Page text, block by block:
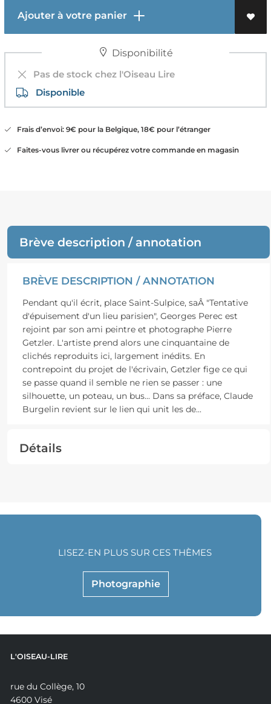
Ajouter à votre panier
Disponibilité
Pas de stock chez l'Oiseau Lire
Disponible
Frais d’envoi: 9€ pour la Belgique, 18€ pour l’étranger
Faites-vous livrer ou récupérez votre commande en magasin
Brève description / annotation
BRÈVE DESCRIPTION / ANNOTATION
Pendant qu'il écrit, place Saint-Sulpice, saÂ "Tentative
d'épuisement d'un lieu parisien", Georges Perec est
rejoint par son ami peintre et photographe Pierre
Getzler. L'artiste prend alors une cinquantaine de
clichés reproduits ici, largement inédits. En
contrepoint du projet de l'écrivain, Getzler fige ce qui
se passe quand il semble ne rien se passer : une
silhouette, un poteau, un bus... Dans sa préface, Claude
Burgelin revient sur le lien qui unit les de...
Détails
Photographie
LISEZ-EN PLUS SUR CES THÈMES
L'OISEAU-LIRE
rue du Collège, 10
4600 Visé